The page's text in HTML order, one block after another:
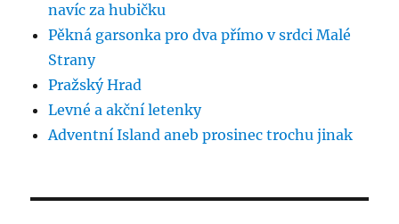
navíc za hubičku
Pěkná garsonka pro dva přímo v srdci Malé
Strany
Pražský Hrad
Levné a akční letenky
Adventní Island aneb prosinec trochu jinak